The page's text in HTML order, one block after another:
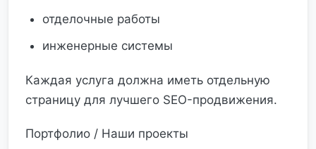
отделочные работы
инженерные системы
Каждая услуга должна иметь отдельную
страницу для лучшего SEO-продвижения.
Портфолио / Наши проекты